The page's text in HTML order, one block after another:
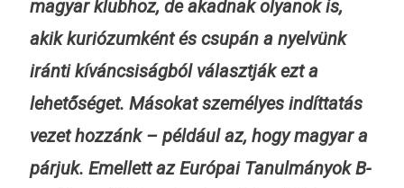
magyar klubhoz, de akadnak olyanok is,
akik kuriózumként és csupán a nyelvünk
iránti kíváncsiságból választják ezt a
lehetőséget. Másokat személyes indíttatás
vezet hozzánk – például az, hogy magyar a
párjuk. Emellett az Európai Tanulmányok B-